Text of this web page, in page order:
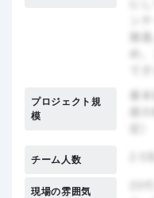
プロジェクト規
模
チーム人数
現場の雰囲気